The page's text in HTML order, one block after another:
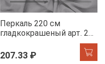
Перкаль 220 см
гладкокрашеный арт. 239
86063-13 серый сплав
АК
207.33 ₽